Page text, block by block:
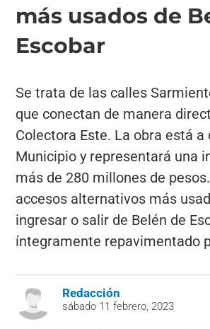
más usados de
Escobar
Se trata de las calles
que conectan de manera
Colectora Este. La obra está a
Municipio y representará una
más de 280 millones de
accesos alternativos más
ingresar o salir de Belén de
íntegramente repavimentado
Redacción
sábado 11 febrero, 2023